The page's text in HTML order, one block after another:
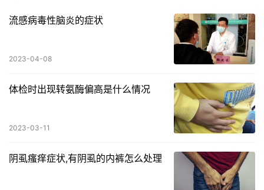
流感病毒性脑炎的症状
2023-04-08
体检时出现转氨酶偏高是什么情况
2023-03-11
阴虱瘙痒症状,有阴虱的内裤怎么处理